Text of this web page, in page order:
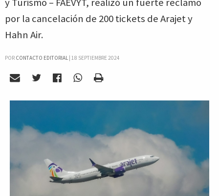
por la cancelación de 200 tickets de Arajet y
Hahn Air.
POR CONTACTO EDITORIAL| 18 SEPTIEMBRE 2024